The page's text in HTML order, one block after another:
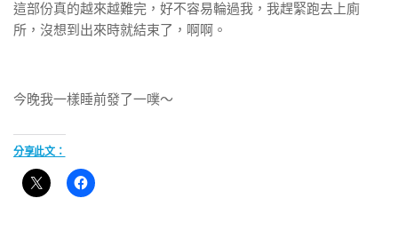
這部份真的越來越難完，好不容易輪過我，我趕緊跑去上廁
所，沒想到出來時就結束了，啊啊。
今晚我一樣睡前發了一噗～
分享此文：